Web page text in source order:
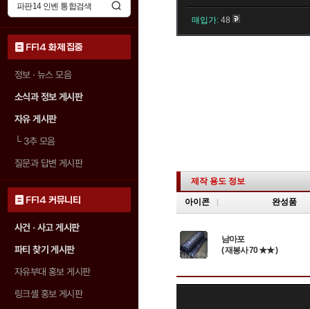
FF14 화제 집중
정보 · 뉴스 모음
소식과 정보 게시판
자유 게시판
└3추 모음
질문과 답변 게시판
FF14 커뮤니티
사건 · 사고 게시판
파티 찾기 게시판
자유부대 홍보 게시판
링크셸 홍보 게시판
매입가: 48
제작 용도 정보
아이콘 완성품
남마포
( 재봉사 70 ★★ )